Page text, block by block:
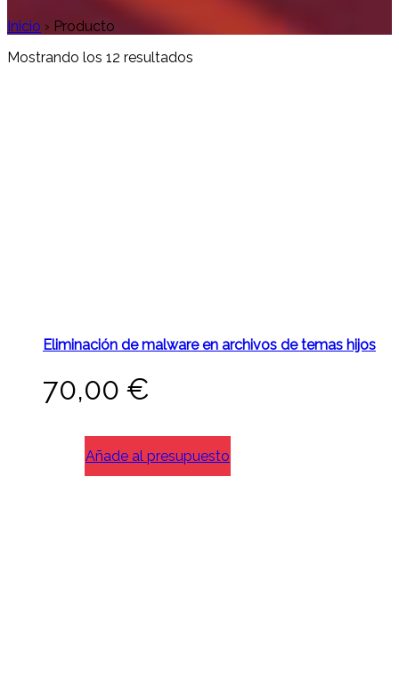
Inicio › Producto
Mostrando los 12 resultados
Eliminación de malware en archivos de temas hijos
70,00 €
Añade al presupuesto